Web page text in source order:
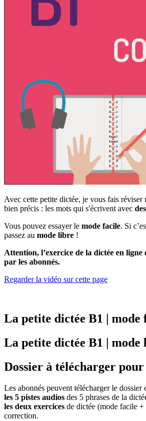
Avec cette petite dictée, je vous fais
bien précis : les mots qui s'écrivent avec
Vous pouvez essayer le mode facile. Si
passez au mode libre !
Attention, l’exercice de la dictée en ligne
par les abonnés.
Regarder la vidéo sur cette page
La petite dictée B1 | mode
La petite dictée B1 | mode
Dossier à télécharger pour
Les abonnés peuvent télécharger le dossier
les 5 pistes audios des 5 phrases de la
les deux exercices de dictée (mode facile
correction.